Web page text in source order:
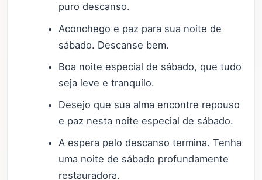
puro descanso.
Aconchego e paz para sua noite de
sábado. Descanse bem.
Boa noite especial de sábado, que tudo
seja leve e tranquilo.
Desejo que sua alma encontre repouso
e paz nesta noite especial de sábado.
A espera pelo descanso termina. Tenha
uma noite de sábado profundamente
restauradora.